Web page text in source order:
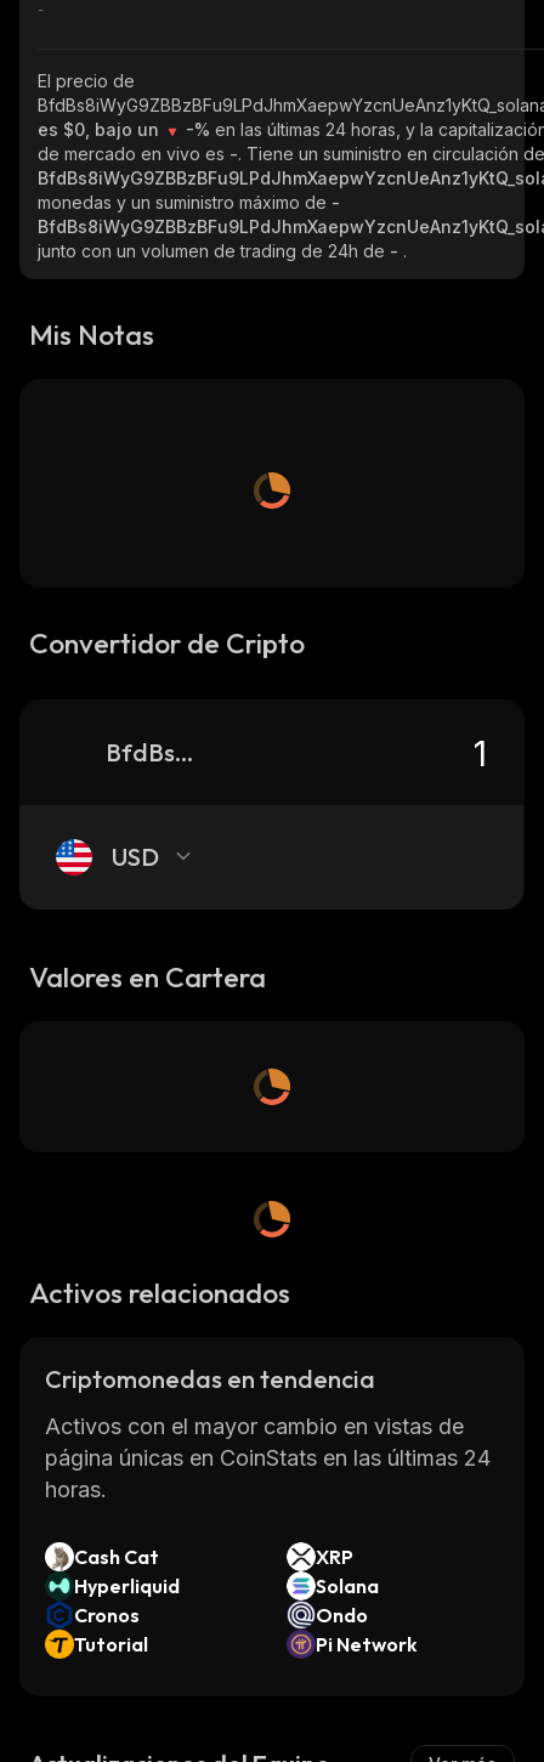
-
El precio de
es $0, bajo un
-% en las últimas 24 horas, y la
de mercado en vivo es -. Tiene un suministro en circulación
monedas y un suministro máximo de -
junto con un volumen de trading de 24h de - .
Mis Notas
Convertidor de Cripto
BfdBs8iWyG9ZBBzBFu9LPdJhmXaepwYzcnUeAnz1yKtQ_solana
USD
Valores en Cartera
Activos relacionados
Criptomonedas en tendencia
Activos con el mayor cambio en vistas de
página únicas en CoinStats en las últimas 24
horas.
Cash Cat
XRP
Hyperliquid
Solana
Cronos
Ondo
Tutorial
Pi Network